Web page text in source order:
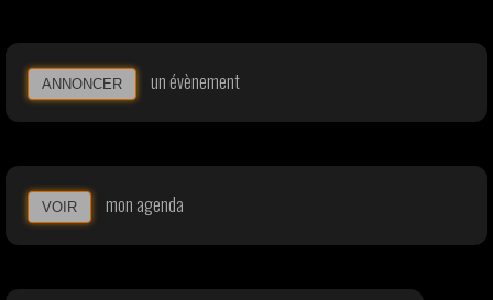
ANNONCER un évènement
VOIR mon agenda